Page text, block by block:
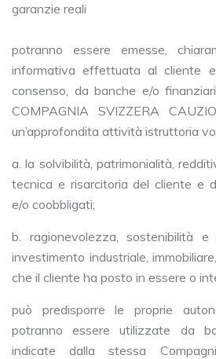
garanzie reali
potranno essere emesse,
informativa effettuata al cliente
consenso, da banche e/o
COMPAGNIA SVIZZERA
un’approfondita attività istruttoria
a. la solvibilità, patrimonialità,
tecnica e risarcitoria del cliente e
e/o coobbligati;
b. ragionevolezza, sostenibilità
investimento industriale,
che il cliente ha posto in essere o
può predisporre le proprie
potranno essere utilizzate da
indicate dalla stessa